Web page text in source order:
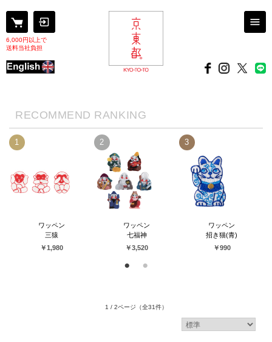
6,000円以上で
送料当社負担
RECOMMEND RANKING
1
ワッペン
三猿
￥1,980
2
ワッペン
七福神
￥3,520
3
ワッペン
招き猫(青)
￥990
1 / 2ページ （全31件）